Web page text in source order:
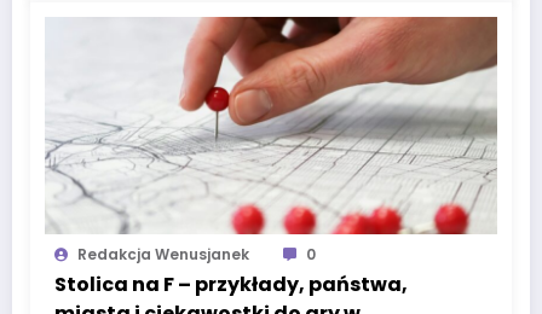
Redakcja Wenusjanek 0
Stolica na F – przykłady, państwa,